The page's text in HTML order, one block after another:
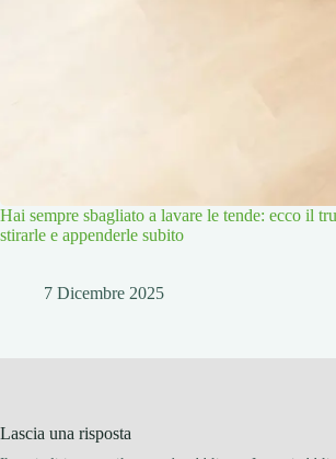
Hai sempre sbagliato a lavare le tende: ecco il
stirarle e appenderle subito
7 Dicembre 2025
Lascia una risposta